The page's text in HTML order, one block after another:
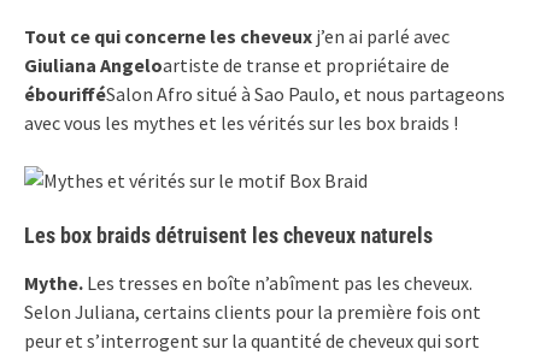
Tout ce qui concerne les cheveux j’en ai parlé avec
Giuliana Angeloartiste de transe et propriétaire de
ébourifféSalon Afro situé à Sao Paulo, et nous partageons
avec vous les mythes et les vérités sur les box braids !
Les box braids détruisent les cheveux naturels
Mythe. Les tresses en boîte n’abîment pas les cheveux.
Selon Juliana, certains clients pour la première fois ont
peur et s’interrogent sur la quantité de cheveux qui sort